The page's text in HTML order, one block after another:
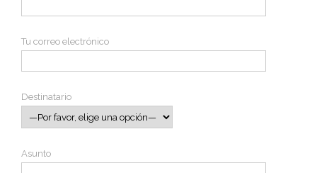
Tu correo electrónico
Destinatario
Asunto